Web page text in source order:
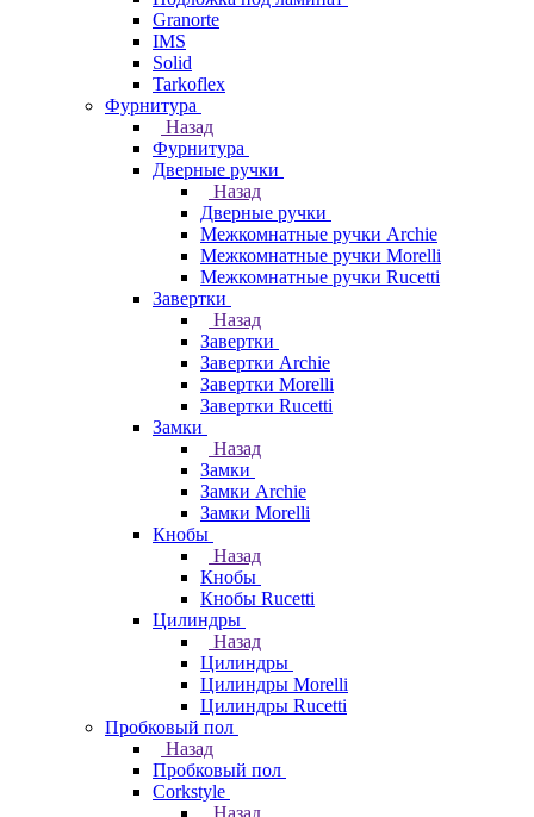
Granorte
IMS
Solid
Tarkoflex
Фурнитура
Назад
Фурнитура
Дверные ручки
Назад
Дверные ручки
Межкомнатные ручки Archie
Межкомнатные ручки Morelli
Межкомнатные ручки Rucetti
Завертки
Назад
Завертки
Завертки Archie
Завертки Morelli
Завертки Rucetti
Замки
Назад
Замки
Замки Archie
Замки Morelli
Кнобы
Назад
Кнобы
Кнобы Rucetti
Цилиндры
Назад
Цилиндры
Цилиндры Morelli
Цилиндры Rucetti
Пробковый пол
Назад
Пробковый пол
Corkstyle
Назад